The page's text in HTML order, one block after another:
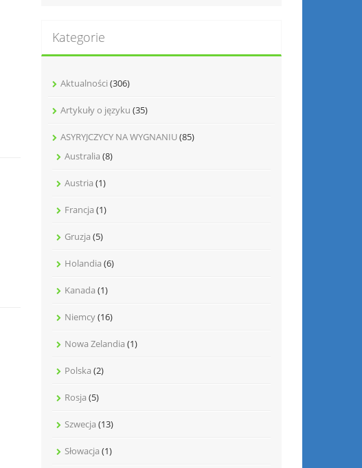
Kategorie
Aktualności (306)
Artykuły o języku (35)
ASYRYJCZYCY NA WYGNANIU(85)
Australia (8)
Austria (1)
Francja (1)
Gruzja (5)
Holandia (6)
Kanada (1)
Niemcy(16)
Nowa Zelandia (1)
Polska (2)
Rosja (5)
Szwecja (13)
Słowacja (1)